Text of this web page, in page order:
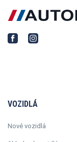
VOZIDLÁ
Nové vozidlá